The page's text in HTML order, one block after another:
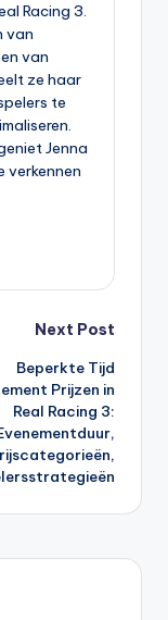
Racing 3.
van
van
ze haar
te
Jenna
verkennen
Next Post
Beperkte Tijd
Prijzen in
Real Racing 3: